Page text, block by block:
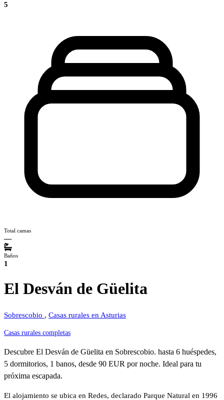
5
Total camas
—
Baños
1
El Desván de Güelita
Sobrescobio , Casas rurales en Asturias
Casas rurales completas
Descubre El Desván de Güelita en Sobrescobio. hasta 6 huéspedes,
5 dormitorios, 1 banos, desde 90 EUR por noche. Ideal para tu
próxima escapada.
El alojamiento se ubica en Redes, declarado Parque Natural en 1996